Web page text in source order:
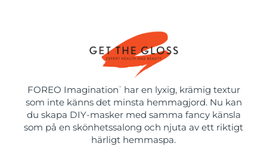
FOREO Imagination ™
har en lyxig, krämig textur
som inte känns det minsta hemmagjord. Nu kan
du skapa DIY-masker med samma fancy känsla
som på en skönhetssalong och njuta av ett riktigt
härligt hemmaspa.